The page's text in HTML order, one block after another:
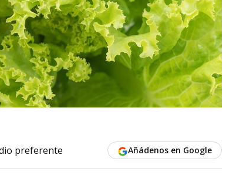
preferente Añádenos en Google